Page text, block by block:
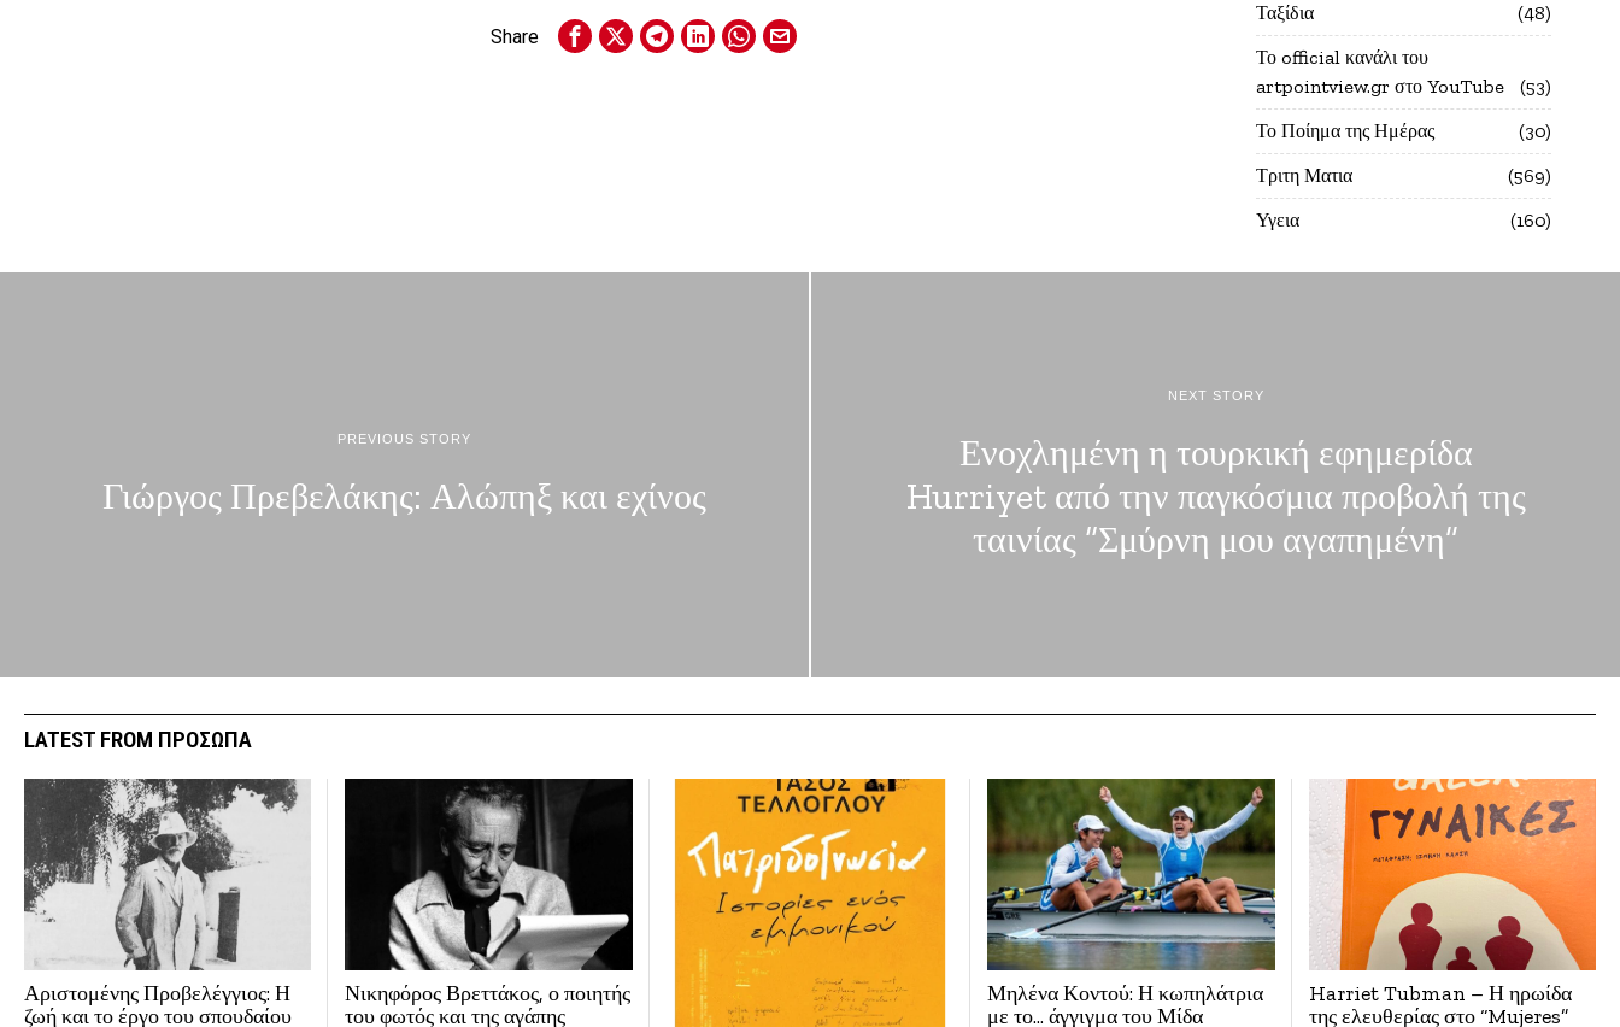
Share
Ταξίδια
48
Το official κανάλι του
artpointview.gr στο YouTube
53
Το Ποίημα της Ημέρας
30
Τριτη Ματια
569
Υγεια
160
PREVIOUS STORY
Γιώργος Πρεβελάκης: Αλώπηξ και εχίνος
NEXT STORY
Ενοχλημένη η τουρκική εφημερίδα
Hurriyet από την παγκόσμια προβολή της
ταινίας “Σμύρνη μου αγαπημένη”
LATEST FROM ΠΡΟΣΩΠΑ
Αριστομένης Προβελέγγιος: Η
ζωή και το έργο του σπουδαίου
Νικηφόρος Βρεττάκος, ο ποιητής
του φωτός και της αγάπης
Μηλένα Κοντού: Η κωπηλάτρια
με το… άγγιγμα του Μίδα
Harriet Tubman – Η ηρωίδα
της ελευθερίας στο “Mujeres”